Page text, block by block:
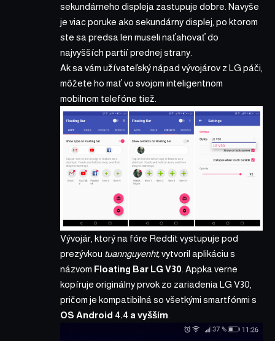
sekundárneho displeja zastupuje dobre. Navyše
je viac poruke ako sekundárny displej, po ktorom
ste sa predsa len museli naťahovať do
najvyšších partií prednej strany.
Ak sa vám užívateľský nápad vývojárov z LG páči,
môžete ho mať vo svojom inteligentnom
mobilnom telefóne tiež.
Vývojár, ktorý na fóre Reddit vystupuje pod
prezývkou tuannguyenht,vytvoril aplikáciu s
názvom Floating Bar LG V30 . Appka verne
kopíruje originálny prvok zo zariadenia LG V30,
pričom je kompatibilná so všetkými smartfónmi s
OS Android 4.4 a vyšším